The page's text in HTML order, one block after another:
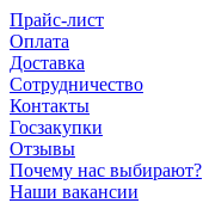
Прайс-лист
Оплата
Доставка
Сотрудничество
Контакты
Госзакупки
Отзывы
Почему нас выбирают?
Наши вакансии